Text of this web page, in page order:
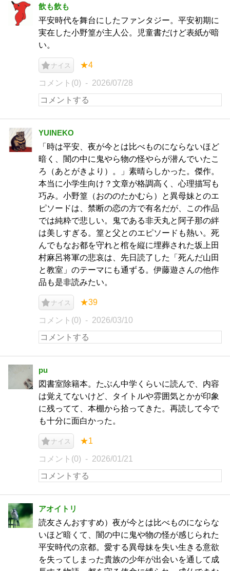
飲も飲も
平安時代を舞台にしたファンタジー。平安初期に
実在した小野篁が主人公。児童書だけど表紙が暗
い。
ナイス ★4
コメント(0) 2026/07/28
YUINEKO
「時は平安、夜が今とは比べものにならないほど
暗く、闇の中に鬼やら物の怪やらが潜んでいたこ
ろ（あとがきより）。」素晴らしかった。傑作。
本当に小学生向け？文章が格調高く、心理描写も
巧み。小野篁（おののたかむら）と異母妹とのエ
ピソードは、禁断の恋の方で有名だが、この作品
では純粋で悲しい。鬼である非天丸と阿子那の絆
は美しすぎる。篁と父とのエピソードも熱い。死
んでもなお都を守れと棺を縦に埋葬された坂上田
村麻呂将軍の悲哀は、先日読了した「死んだ山田
と教室」のテーマにも通ずる。伊藤遊さんの他作
品も是非読みたい。
ナイス ★39
コメント(0) 2026/03/10
pu
図書室除籍本。たぶん中学くらいに読んで、内容
は覚えてないけど、タイトルや雰囲気とかが印象
に残ってて、本棚から拾ってきた。再読して今で
も十分に面白かった。
ナイス ★1
コメント(0) 2026/01/21
アオイトリ
読友さんおすすめ）夜が今とは比べものにならな
いほど暗くて、闇の中に鬼や物の怪が感じられた
平安時代の京都。愛する異母妹を失い生きる意欲
を失ってしまった貴族の少年が出会いを通して成